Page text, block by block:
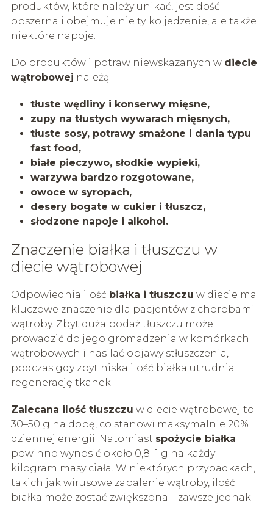
produktów, które należy unikać, jest dość
obszerna i obejmuje nie tylko jedzenie, ale także
niektóre napoje.
Do produktów i potraw niewskazanych w diecie
wątrobowej należą:
tłuste wędliny i konserwy mięsne,
zupy na tłustych wywarach mięsnych,
tłuste sosy, potrawy smażone i dania typu
fast food,
białe pieczywo, słodkie wypieki,
warzywa bardzo rozgotowane,
owoce w syropach,
desery bogate w cukier i tłuszcz,
słodzone napoje i alkohol.
Znaczenie białka i tłuszczu w
diecie wątrobowej
Odpowiednia ilość białka i tłuszczu w diecie ma
kluczowe znaczenie dla pacjentów z chorobami
wątroby. Zbyt duża podaż tłuszczu może
prowadzić do jego gromadzenia w komórkach
wątrobowych i nasilać objawy stłuszczenia,
podczas gdy zbyt niska ilość białka utrudnia
regenerację tkanek.
Zalecana ilość tłuszczu w diecie wątrobowej to
30–50 g na dobę, co stanowi maksymalnie 20%
dziennej energii. Natomiast spożycie białka
powinno wynosić około 0,8–1 g na każdy
kilogram masy ciała. W niektórych przypadkach,
takich jak wirusowe zapalenie wątroby, ilość
białka może zostać zwiększona – zawsze jednak